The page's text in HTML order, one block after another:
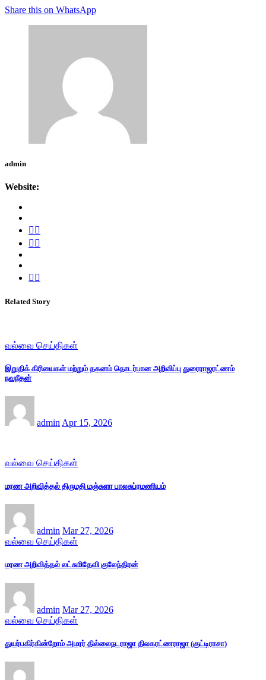
Share this on WhatsApp
admin
Website:
Related Story
வல்வை செய்திகள்
இறுதிக் கிரியைகள் மற்றும் தகனம் தொடர்பான அறிவிப்பு துரைராஜரட்ணம்
நவநீதன்
admin Apr 15, 2026
வல்வை செய்திகள்
மரண அறிவித்தல் திருமதி மஞ்சுளா பாலசுப்ரமணியம்
admin Mar 27, 2026
வல்வை செய்திகள்
மரண அறிவித்தல் லட்சுமிதேவி குலேந்திரன்
admin Mar 27, 2026
வல்வை செய்திகள்
துயர்பகிர்கின்றோம் அமரர் தில்லைநடராஜா திலகரட்ணராஜா (குட்டிராசா)